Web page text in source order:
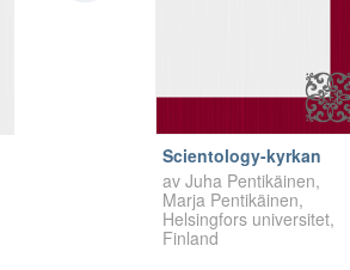
Scientology-kyrkan
av Juha Pentikäinen,
Marja Pentikäinen,
Helsingfors universitet,
Finland